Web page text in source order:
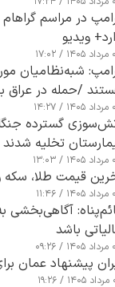
در مراسم
ویدیو
شبه‌نظامیان
/حمله در عراق
گسترده
تخلیه شدند
قیمت طلا، سکه و
آگاهی‌بخشی
باشد
پیشنهاد عمان